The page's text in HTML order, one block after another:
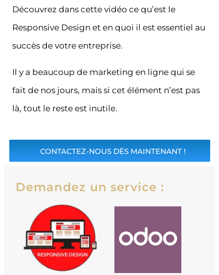
Découvrez dans cette vidéo ce qu’est le
Responsive Design et en quoi il est essentiel au
succès de votre entreprise.
Il y a beaucoup de marketing en ligne qui se
fait de nos jours, mais si cet élément n’est pas
là, tout le reste est inutile.
CONTACTEZ-NOUS DÈS MAINTENANT !
Demandez un service :